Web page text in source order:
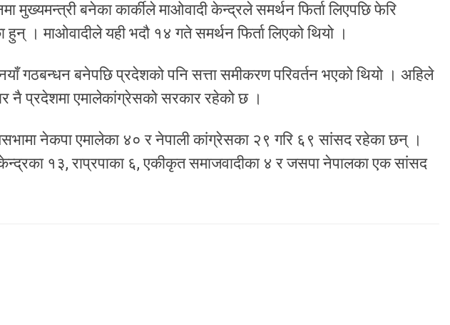
मुख्यमन्त्री बनेका कार्कीले माओवादी केन्द्रले समर्थन फिर्ता लिएपछि फेरि
हुन् । माओवादीले यही भदौ १४ गते समर्थन फिर्ता लिएको थियो ।
गठबन्धन बनेपछि प्रदेशको पनि सत्ता समीकरण परिवर्तन भएको थियो । अहिले
नै प्रदेशमा एमालेकांग्रेसको सरकार रहेको छ ।
नेकपा एमालेका ४० र नेपाली कांग्रेसका २९ गरि ६९ सांसद रहेका छन् ।
१३, राप्रपाका ६, एकीकृत समाजवादीका ४ र जसपा नेपालका एक सांसद